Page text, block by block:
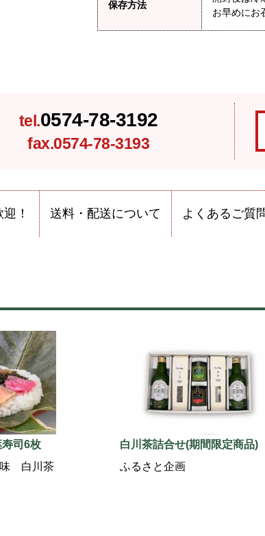
保存方法
お早めにお
tel.0574-78-3192
fax.0574-78-3193
！ 送料・配送について よくあるご質
司6枚
味 白川茶
白川茶詰合せ(期間限定商品)
ふるさと企画